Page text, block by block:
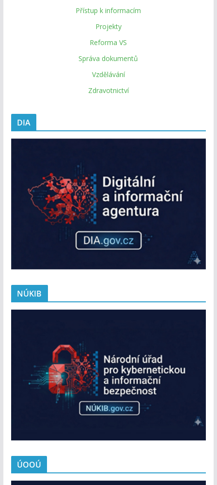
Přístup k informacím
Projekty
Reforma VS
Správa dokumentů
Vzdělávání
Zdravotnictví
DIA
NÚKIB
ÚOOÚ